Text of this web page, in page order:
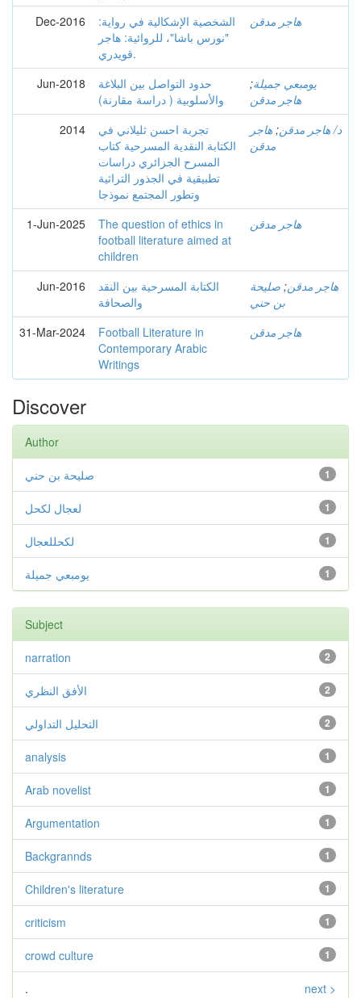
Dec-2016
الشخصية الإشكالية في رواية:
"نورس باشا"، للروائية: هاجر
قويدري.
هاجر مدقن
Jun-2018
حدود التواصل بين البلاغة
والأسلوبية ( دراسة مقارنة)
يومبعي جميلة;
هاجر مدقن
2014
تجربة احسن ثليلاني في
الكتابة النقدية المسرحية كتاب
المسرح الجزائري دراسات
تطبيقية في الجذور التراثية
وتطور المجتمع نموذجا
د/ هاجر مدقن; هاجر
مدقن
1-Jun-2025
The question of ethics in
football literature aimed at
children
هاجر مدقن
Jun-2016
الكتابة المسرحية بين النقد
والصحافة
هاجر مدقن; صليحة
بن حني
31-Mar-2024
Football Literature in
Contemporary Arabic
Writings
هاجر مدقن
Discover
Author
1 صليحة بن حني
1 لعجال لكحل
1 لكحللعجال
1 يومبعي جميلة
Subject
2
narration
2 الأفق النظري
2 التحليل التداولي
1
analysis
1
Arab novelist
1
Argumentation
1
Backgrannds
1
Children's literature
1
criticism
1
crowd culture
. next >